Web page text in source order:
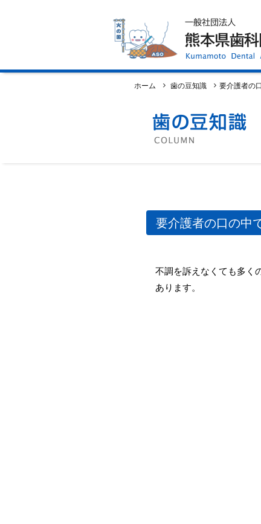
ホーム 歯の豆知識 要介護者の
要介護者の口の中
不調を訴えなくても多く
あります。
歯科医院検索
休日当番医
イベント案内
歯の豆知識
口腔保健センター
国保組合からのお知らせ
熊本歯科衛生士専門学院
プライバシーポリシー
サイトマップ